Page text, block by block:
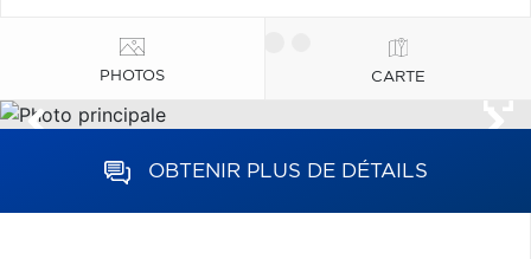
PHOTOS CARTE
OBTENIR PLUS DE DÉTAILS